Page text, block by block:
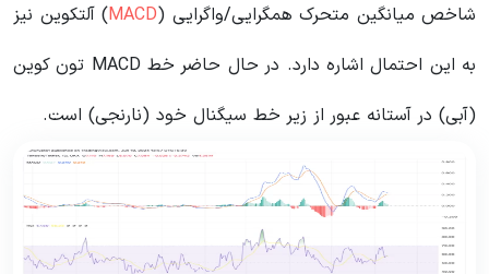
شاخص میانگین متحرک همگرایی/واگرایی (MACD) آلتکوین نیز
به این احتمال اشاره دارد. در حال حاضر خط MACD تون کوین
(آبی) در آستانه عبور از زیر خط سیگنال خود (نارنجی) است.